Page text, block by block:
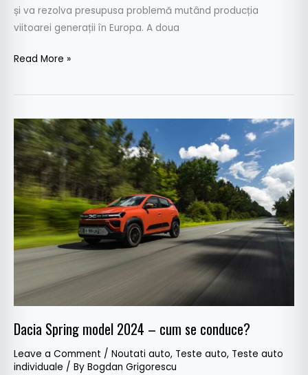
și va rezolva presupusa problemă mutând producția
viitoarei generații în Europa. A doua
Read More »
Dacia Spring model 2024 – cum se conduce?
Leave a Comment / Noutati auto, Teste auto, Teste auto
individuale / By Bogdan Grigorescu
Dacia
Spring
model
2024
–
cum
se
conduce?